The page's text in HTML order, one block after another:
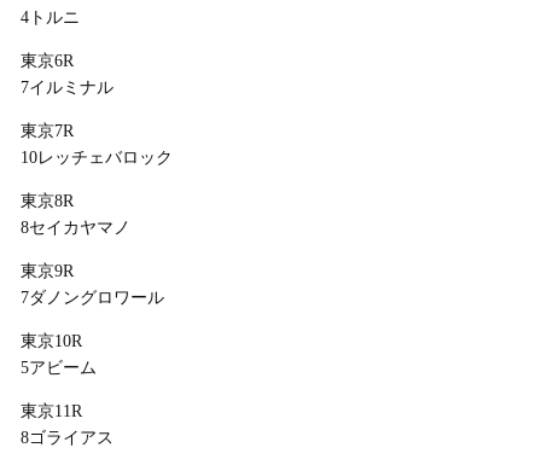
4トルニ
東京6R
7イルミナル
東京7R
10レッチェバロック
東京8R
8セイカヤマノ
東京9R
7ダノングロワール
東京10R
5アビーム
東京11R
8ゴライアス